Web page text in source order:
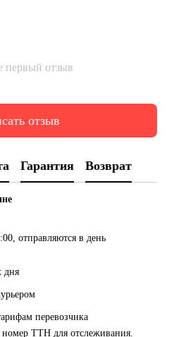
первый отзыв
отзыв
Гарантия Возврат
отправляются в день
дня
перевозчика
ТТН для отслеживания.